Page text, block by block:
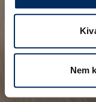
Nem